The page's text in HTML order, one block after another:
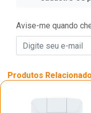
Avise-me quando
Produtos